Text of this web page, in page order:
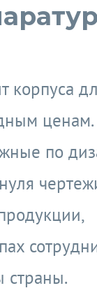
корпуса
по
страны.